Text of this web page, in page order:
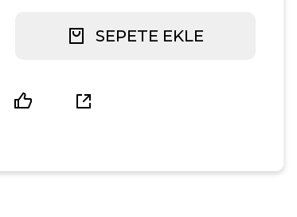
SEPETE EKLE